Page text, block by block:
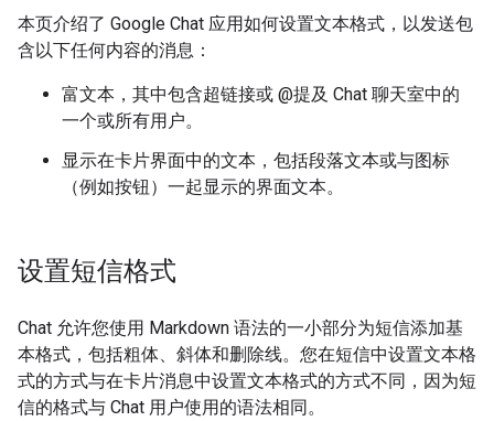
本页介绍了 Google Chat 应用如何设置文本格式，以发送包
含以下任何内容的消息：
富文本，其中包含超链接或 @提及 Chat 聊天室中的
一个或所有用户。
显示在卡片界面中的文本，包括段落文本或与图标
（例如按钮）一起显示的界面文本。
设置短信格式
Chat 允许您使用 Markdown 语法的一小部分为短信添加基
本格式，包括粗体、斜体和删除线。您在短信中设置文本格
式的方式与在卡片消息中设置文本格式的方式不同，因为短
信的格式与 Chat 用户使用的语法相同。